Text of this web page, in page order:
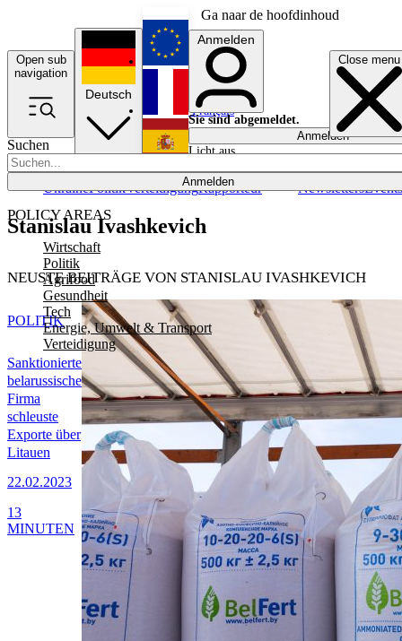
Ga naar de hoofdinhoud
Open sub
navigation
Close menu
Suchen
Anmelden
POLICY AREAS
Wirtschaft
Politik
Agrifood
Gesundheit
Tech
Energie, Umwelt & Transport
Verteidigung
UkrainePolitikVerteidigungRapporteur NewslettersEvents
Deutsch
English
Français
Anmelden
Sie sind abgemeldet.
Anmelden
Licht aus
Stanislau Ivashkevich
NEUSTE BEITRÄGE VON STANISLAU IVASHKEVICH
Sanktionierte
belarussische
Firma
schleuste
Exporte über
Litauen
22.02.2023
POLITIK
13
MINUTEN